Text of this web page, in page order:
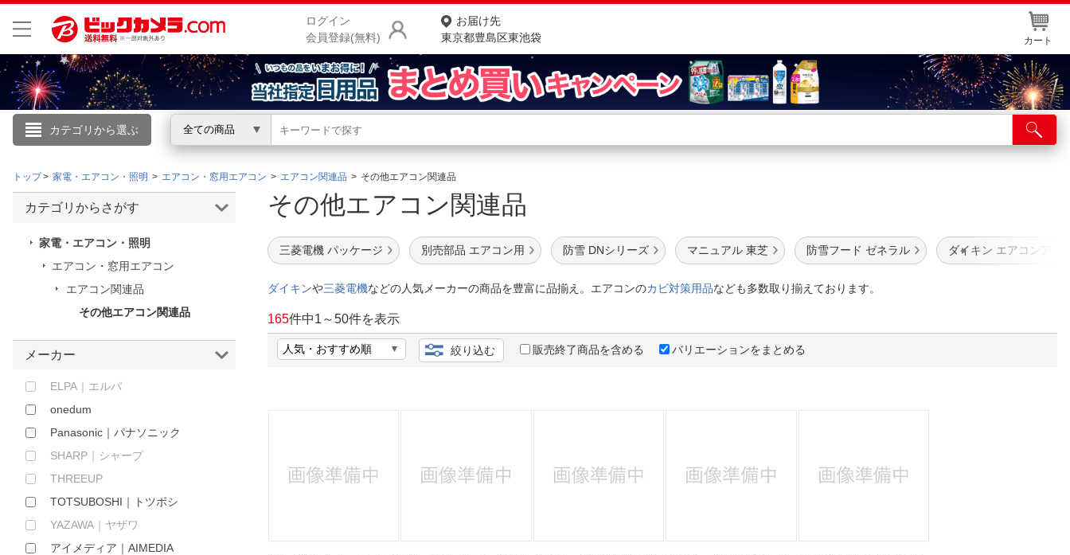
ログイン
会員登録(無料)
お届け先
東京都豊島区東池袋
カート
カテゴリから選ぶ 全ての商品
こんにちは
ログイン
会員メニュー
お買いもの履歴
閲覧履歴
ランキングからさがす
カテゴリ一覧からさがす
お客様サポート
ご利用ガイド
よくある質問・お問合せ
店舗情報・店舗一覧
法人窓口
English / 中文
トップ 家電・エアコン・照明 エアコン・窓用エアコン エアコン関連品 その他エアコン関連品
その他エアコン関連品
三菱電機 パッケージ 別売部品 エアコン用 防雪 DNシリーズ マニュアル 東芝 防雪フード ゼネラル ダイキン エアコンアク
ダイキンや三菱電機などの人気メーカーの商品を豊富に品揃え。エアコンのカビ対策用品なども多数取り揃えております。
165件中1 ～50件を表示
絞り込む 販売終了商品を含める バリエーションをまとめる
カテゴリからさがす
家電・エアコン・照明
エアコン・窓用エアコン
エアコン関連品
その他エアコン関連品
メーカー
ELPA｜エルパ
onedum
Panasonic｜パナソニック
SHARP｜シャープ
THREEUP
TOTSUBOSHI｜トツボシ
YAZAWA｜ヤザワ
アイメディア｜AIMEDIA